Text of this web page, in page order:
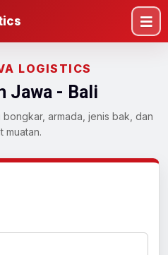
LOGISTICS
Jawa - Bali
armada, jenis bak, dan
muatan.